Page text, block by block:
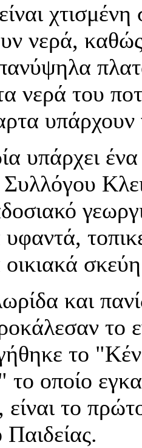
νερά,
νερά του
υπάρχουν
υπάρχει
Συλλόγου
και
το
το
οποίο
το